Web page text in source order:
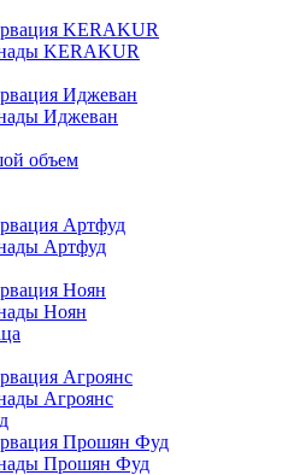
KERAKUR
KERAKUR
Иджеван
Иджеван
объем
Артфуд
Артфуд
Ноян
Ноян
Агроянс
Агроянс
Прошян Фуд
Прошян Фуд